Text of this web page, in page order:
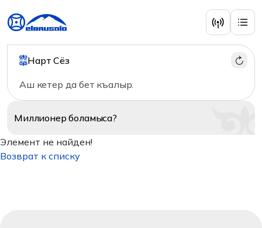
Нарт Сёз
Аш кетер да бет къалыр.
Миллионерболамыса?
Элемент не найден!
Возврат к списку